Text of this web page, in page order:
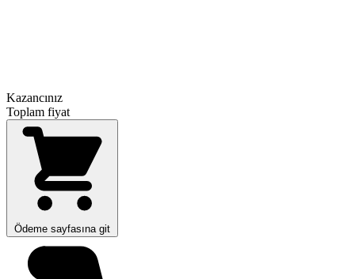
Kazancınız
Toplam fiyat
Ödeme sayfasına git